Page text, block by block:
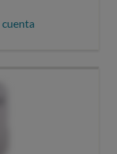
cuenta